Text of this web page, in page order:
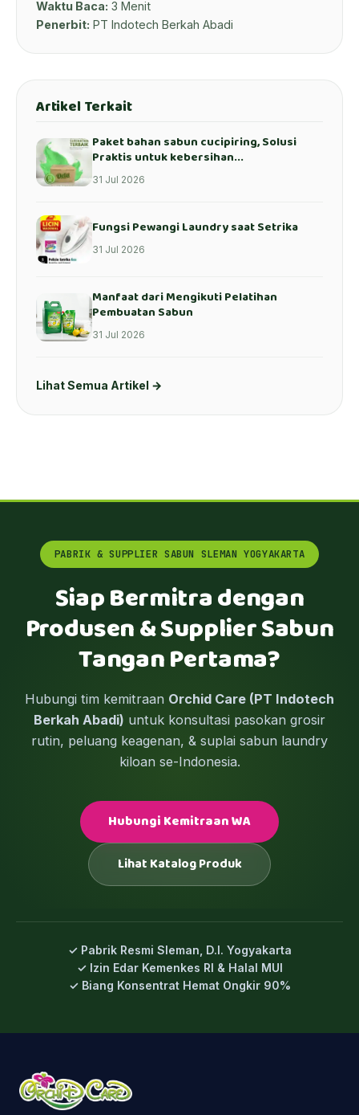
Waktu Baca: 3 Menit
Penerbit: PT Indotech Berkah Abadi
Artikel Terkait
Paket bahan sabun cucipiring, Solusi
Praktis untuk kebersihan...
31 Jul 2026
Fungsi Pewangi Laundry saat Setrika
31 Jul 2026
Manfaat dari Mengikuti Pelatihan
Pembuatan Sabun
31 Jul 2026
Lihat Semua Artikel →
PABRIK & SUPPLIER SABUN SLEMAN YOGYAKARTA
Siap Bermitra dengan
Produsen & Supplier Sabun
Tangan Pertama?
Hubungi tim kemitraan Orchid Care (PT Indotech
Berkah Abadi) untuk konsultasi pasokan grosir
rutin, peluang keagenan, & suplai sabun laundry
kiloan se-Indonesia.
Hubungi Kemitraan WA
Lihat Katalog Produk
✓ Pabrik Resmi Sleman, D.I. Yogyakarta
✓ Izin Edar Kemenkes RI & Halal MUI
✓ Biang Konsentrat Hemat Ongkir 90%